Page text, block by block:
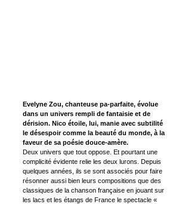
Evelyne Zou, chanteuse pa-parfaite, évolue
dans un univers rempli de fantaisie et de
dérision. Nico étoile, lui, manie avec subtilité
le désespoir comme la beauté du monde, à la
faveur de sa poésie douce-amère.
Deux univers que tout oppose. Et pourtant une
complicité évidente relie les deux lurons. Depuis
quelques années, ils se sont associés pour faire
résonner aussi bien leurs compositions que des
classiques de la chanson française en jouant sur
les lacs et les étangs de France le spectacle «